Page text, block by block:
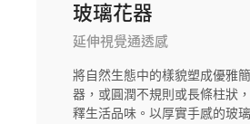
玻璃花器
延伸視覺通透感
將自然生態中的樣貌塑成優雅
器，或圓潤不規則或長條柱狀
釋生活品味。以厚實手感的玻